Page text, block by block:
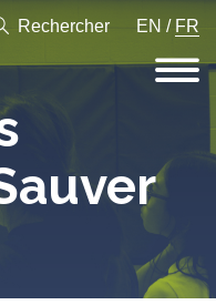
Rechercher EN / FR